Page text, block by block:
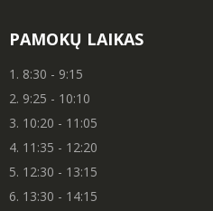
PAMOKŲ LAIKAS
1. 8:30 - 9:15
2. 9:25 - 10:10
3. 10:20 - 11:05
4. 11:35 - 12:20
5. 12:30 - 13:15
6. 13:30 - 14:15